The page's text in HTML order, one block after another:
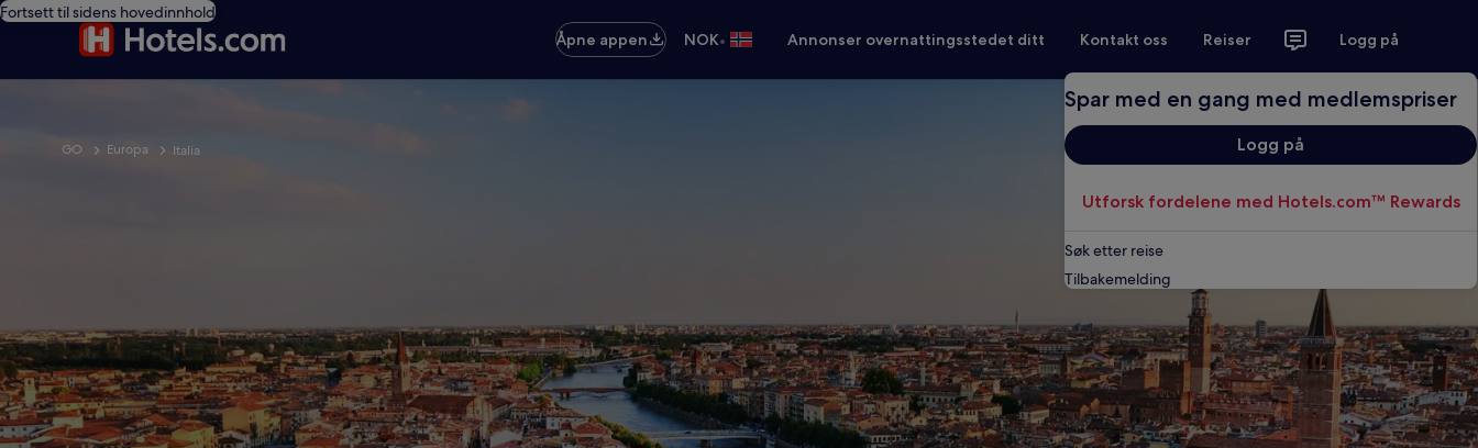
Fortsett til sidens hovedinnhold
Åpne appen
NOK• Annonser overnattingsstedet ditt Kontakt oss Reiser Logg på
Spar med en gang med medlemspriser
Logg på
Utforsk fordelene med Hotels.com™ Rewards
Søk etter reise
Tilbakemelding
GO Europa Italia